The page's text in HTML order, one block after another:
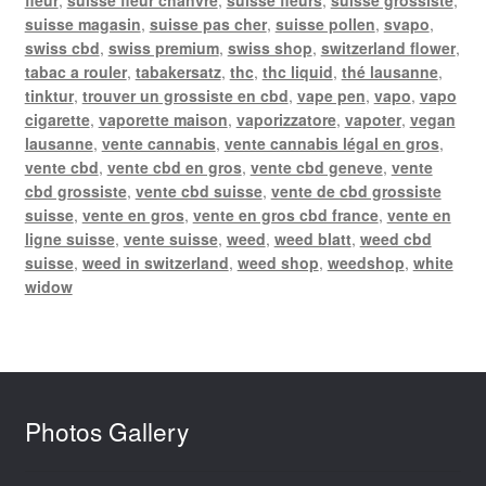
suisse magasin, suisse pas cher, suisse pollen, svapo,
swiss cbd, swiss premium, swiss shop, switzerland flower,
tabac a rouler, tabakersatz, thc, thc liquid, thé lausanne,
tinktur, trouver un grossiste en cbd, vape pen, vapo, vapo
cigarette, vaporette maison, vaporizzatore, vapoter, vegan
lausanne, vente cannabis, vente cannabis légal en gros,
vente cbd, vente cbd en gros, vente cbd geneve, vente
cbd grossiste, vente cbd suisse, vente de cbd grossiste
suisse, vente en gros, vente en gros cbd france, vente en
ligne suisse, vente suisse, weed, weed blatt, weed cbd
suisse, weed in switzerland, weed shop, weedshop, white
widow
Photos Gallery